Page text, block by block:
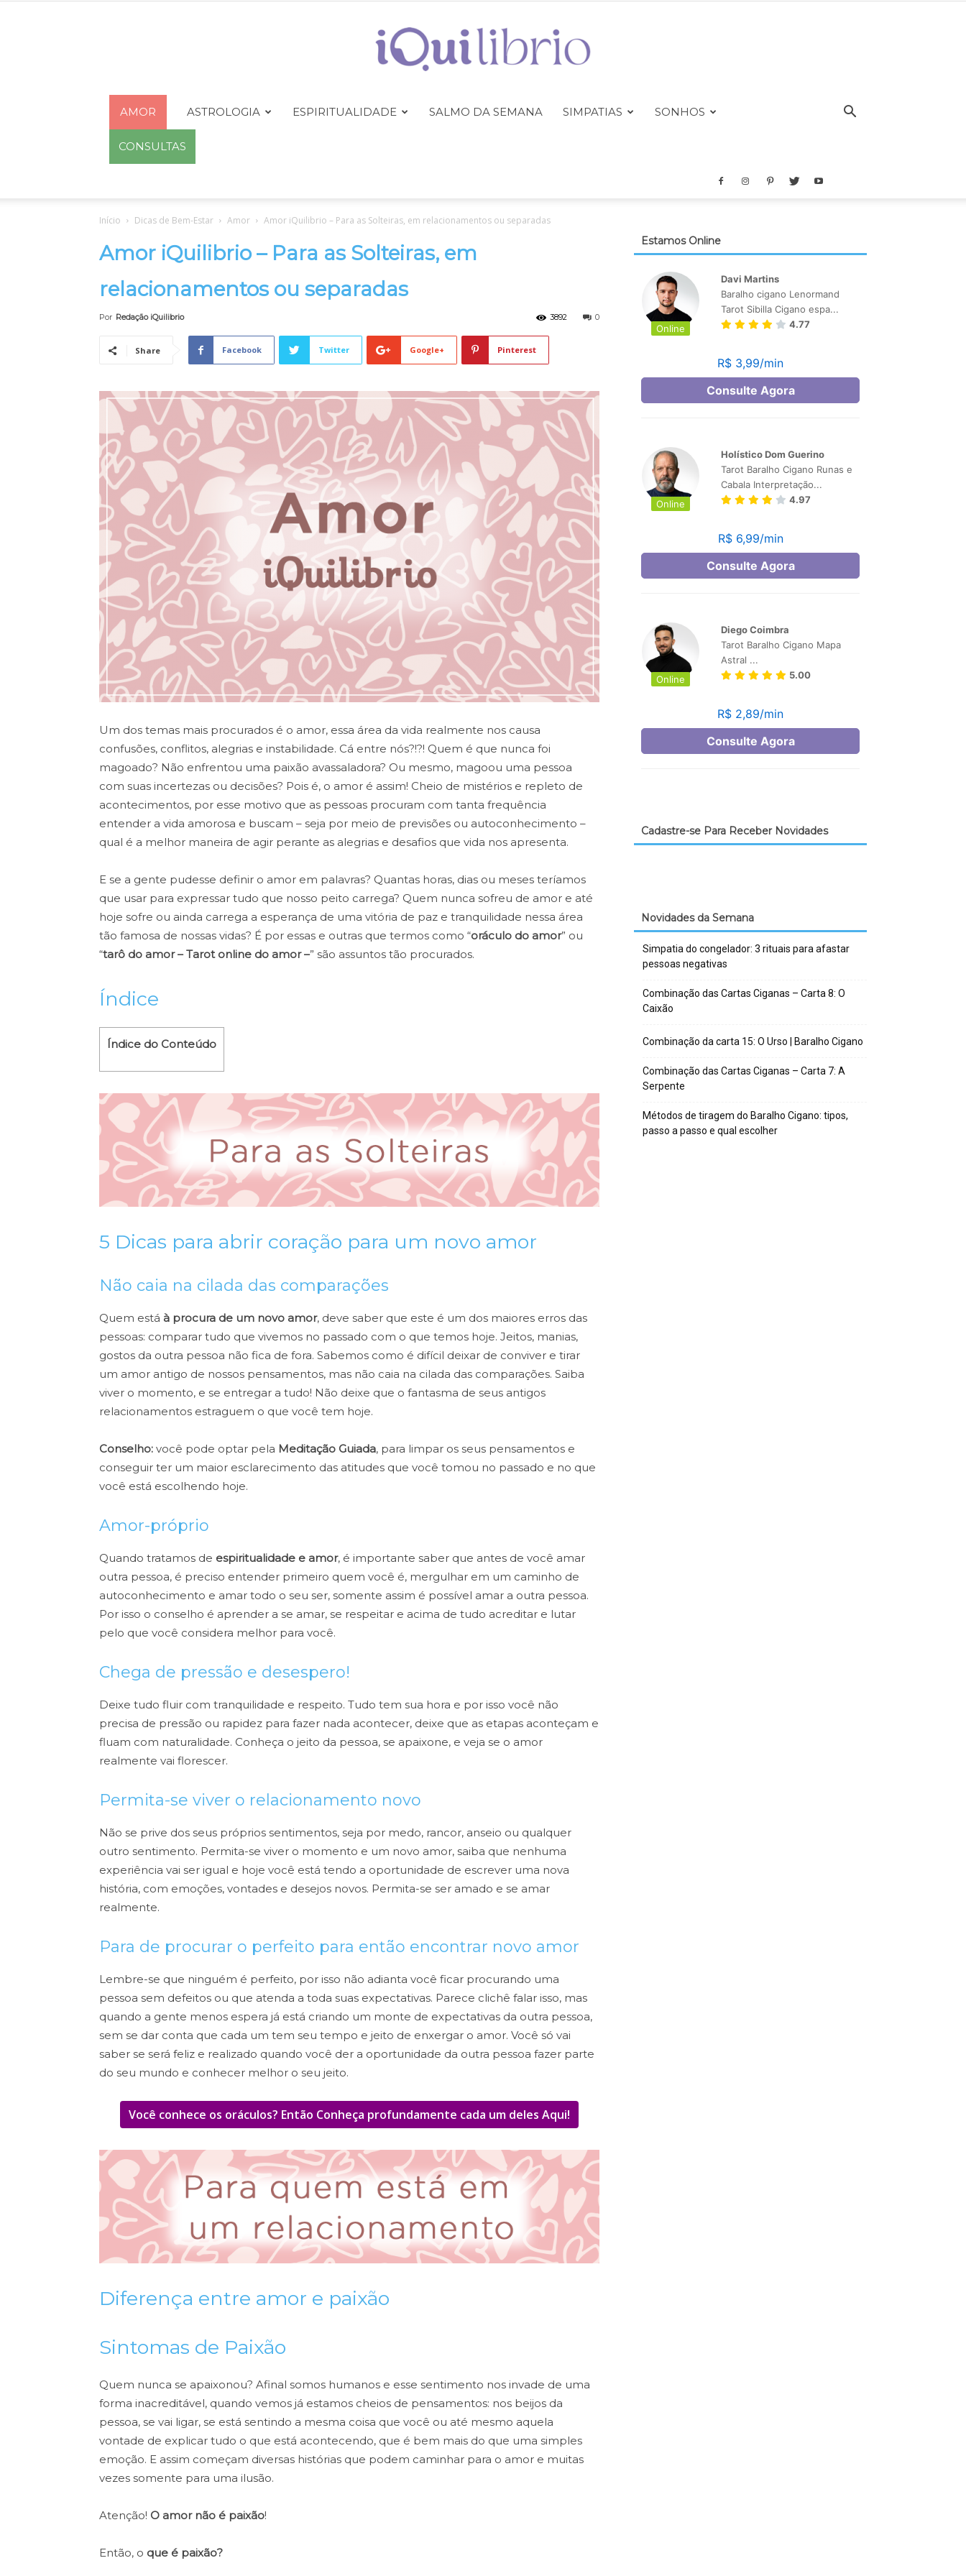
iQuilibrio
AMOR ASTROLOGIA ESPIRITUALIDADE SALMO DA SEMANA SIMPATIAS SONHOS
CONSULTAS
Início Dicas de Bem-Estar Amor Amor iQuilibrio – Para as Solteiras, em relacionamentos ou separadas
Amor iQuilibrio – Para as Solteiras, em
relacionamentos ou separadas
Por Redação iQuilibrio 0
3892
Share Facebook Twitter Google+ Pinterest
Um dos temas mais procurados é o amor, essa área da vida realmente nos causa
confusões, conflitos, alegrias e instabilidade. Cá entre nós?!?! Quem é que nunca foi
magoado? Não enfrentou uma paixão avassaladora? Ou mesmo, magoou uma pessoa
com suas incertezas ou decisões? Pois é, o amor é assim! Cheio de mistérios e repleto de
acontecimentos, por esse motivo que as pessoas procuram com tanta frequência
entender a vida amorosa e buscam – seja por meio de previsões ou autoconhecimento –
qual é a melhor maneira de agir perante as alegrias e desafios que vida nos apresenta.
E se a gente pudesse definir o amor em palavras? Quantas horas, dias ou meses teríamos
que usar para expressar tudo que nosso peito carrega? Quem nunca sofreu de amor e até
hoje sofre ou ainda carrega a esperança de uma vitória de paz e tranquilidade nessa área
tão famosa de nossas vidas? É por essas e outras que termos como “oráculo do amor” ou
“tarô do amor – Tarot online do amor –” são assuntos tão procurados.
Índice
Índice do Conteúdo
5 Dicas para abrir coração para um novo amor
Não caia na cilada das comparações
Quem está à procura de um novo amor, deve saber que este é um dos maiores erros das
pessoas: comparar tudo que vivemos no passado com o que temos hoje. Jeitos, manias,
gostos da outra pessoa não fica de fora. Sabemos como é difícil deixar de conviver e tirar
um amor antigo de nossos pensamentos, mas não caia na cilada das comparações. Saiba
viver o momento, e se entregar a tudo! Não deixe que o fantasma de seus antigos
relacionamentos estraguem o que você tem hoje.
Conselho: você pode optar pela Meditação Guiada, para limpar os seus pensamentos e
conseguir ter um maior esclarecimento das atitudes que você tomou no passado e no que
você está escolhendo hoje.
Amor-próprio
Quando tratamos de espiritualidade e amor, é importante saber que antes de você amar
outra pessoa, é preciso entender primeiro quem você é, mergulhar em um caminho de
autoconhecimento e amar todo o seu ser, somente assim é possível amar a outra pessoa.
Por isso o conselho é aprender a se amar, se respeitar e acima de tudo acreditar e lutar
pelo que você considera melhor para você.
Chega de pressão e desespero!
Deixe tudo fluir com tranquilidade e respeito. Tudo tem sua hora e por isso você não
precisa de pressão ou rapidez para fazer nada acontecer, deixe que as etapas aconteçam e
fluam com naturalidade. Conheça o jeito da pessoa, se apaixone, e veja se o amor
realmente vai florescer.
Permita-se viver o relacionamento novo
Não se prive dos seus próprios sentimentos, seja por medo, rancor, anseio ou qualquer
outro sentimento. Permita-se viver o momento e um novo amor, saiba que nenhuma
experiência vai ser igual e hoje você está tendo a oportunidade de escrever uma nova
história, com emoções, vontades e desejos novos. Permita-se ser amado e se amar
realmente.
Para de procurar o perfeito para então encontrar novo amor
Lembre-se que ninguém é perfeito, por isso não adianta você ficar procurando uma
pessoa sem defeitos ou que atenda a toda suas expectativas. Parece clichê falar isso, mas
quando a gente menos espera já está criando um monte de expectativas da outra pessoa,
sem se dar conta que cada um tem seu tempo e jeito de enxergar o amor. Você só vai
saber se será feliz e realizado quando você der a oportunidade da outra pessoa fazer parte
do seu mundo e conhecer melhor o seu jeito.
Você conhece os oráculos? Então Conheça profundamente cada um deles Aqui!
Diferença entre amor e paixão
Sintomas de Paixão
Quem nunca se apaixonou? Afinal somos humanos e esse sentimento nos invade de uma
forma inacreditável, quando vemos já estamos cheios de pensamentos: nos beijos da
pessoa, se vai ligar, se está sentindo a mesma coisa que você ou até mesmo aquela
vontade de explicar tudo o que está acontecendo, que é bem mais do que uma simples
emoção. E assim começam diversas histórias que podem caminhar para o amor e muitas
vezes somente para uma ilusão.
Atenção! O amor não é paixão!
Então, o que é paixão?
Estamos Online
Cadastre-se Para Receber Novidades
Novidades da Semana
Simpatia do congelador: 3 rituais para afastar
pessoas negativas
Combinação das Cartas Ciganas – Carta 8: O
Caixão
Combinação da carta 15: O Urso | Baralho Cigano
Combinação das Cartas Ciganas – Carta 7: A
Serpente
Métodos de tiragem do Baralho Cigano: tipos,
passo a passo e qual escolher